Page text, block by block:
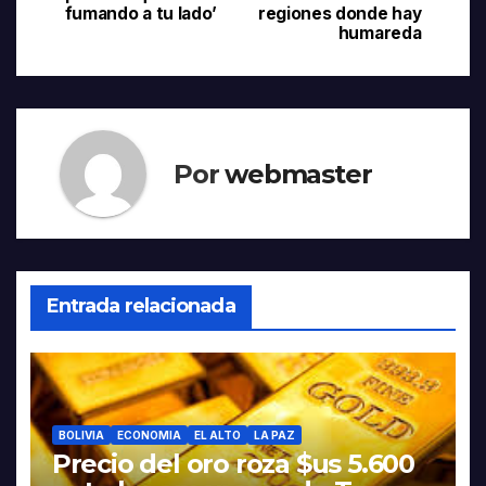
entradas
regiones donde hay
humareda
fumando a tu lado’
Porwebmaster
Entrada relacionada
BOLIVIA ECONOMIA EL ALTO LA PAZ
Precio del oro roza $us 5.600